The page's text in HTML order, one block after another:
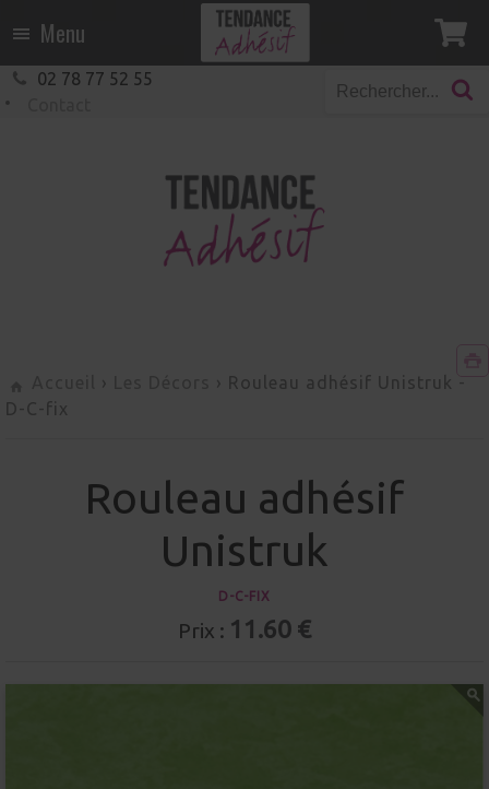
Menu
02 78 77 52 55
› › Rouleau adhésif Unistruk -
D-C-fix
Rouleau adhésif
Unistruk
D-C-FIX
Prix : 11.60 €